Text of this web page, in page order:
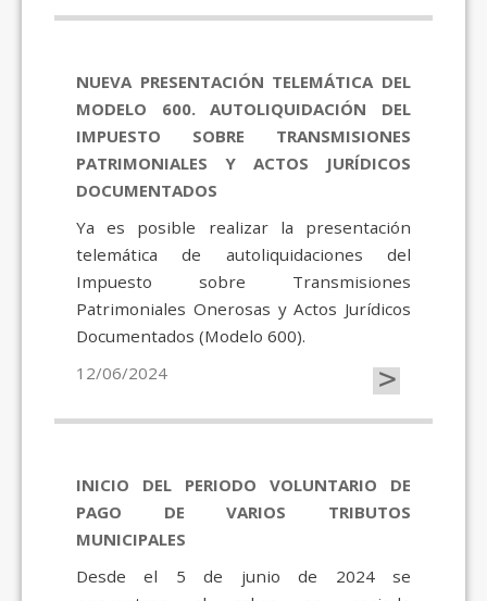
NUEVA PRESENTACIÓN TELEMÁTICA DEL
MODELO 600. AUTOLIQUIDACIÓN DEL
IMPUESTO SOBRE TRANSMISIONES
PATRIMONIALES Y ACTOS JURÍDICOS
DOCUMENTADOS
Ya es posible realizar la presentación
telemática de autoliquidaciones del
Impuesto sobre Transmisiones
Patrimoniales Onerosas y Actos Jurídicos
Documentados (Modelo 600).
12/06/2024
>
INICIO DEL PERIODO VOLUNTARIO DE
PAGO DE VARIOS TRIBUTOS
MUNICIPALES
Desde el 5 de junio de 2024 se